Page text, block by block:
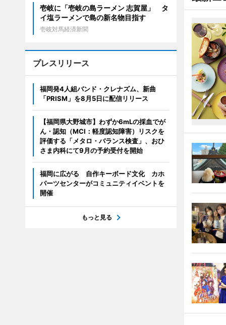
壱岐に「壱岐の島ラーメン 志賀屋」 タ
イ塩ラーメンで島の新名物目指す
壱岐対馬経済新聞
プレスリリース
福岡発4人組バンド・クレナズム、新曲
「PRISM」を8月5日に配信リリース
【福岡県大野城市】わずか6mLの採血でが
ん・認知（MCI：軽度認知障害）リスクを
評価する「メタロ・バランス検査」、おひ
さま内科にて9月の予約受付を開始
福岡に広がる 自作キーボード文化 カホ
パーツセンターがコミュニティイベントを
開催
もっと見る